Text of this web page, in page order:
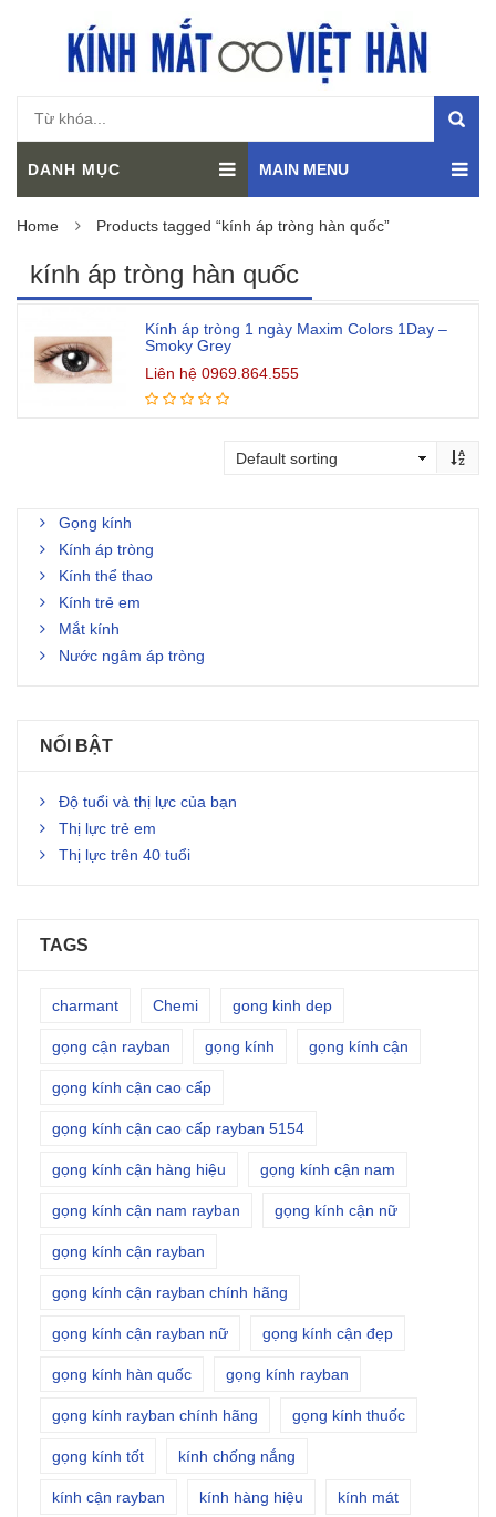
DANH MỤC MAIN MENU
Home Products tagged “kính áp tròng hàn quốc”
kính áp tròng hàn quốc
Kính áp tròng 1 ngày Maxim Colors 1Day –
Smoky Grey
Liên hệ 0969.864.555
Gọng kính
Kính áp tròng
Kính thể thao
Kính trẻ em
Mắt kính
Nước ngâm áp tròng
NỔI BẬT
Độ tuổi và thị lực của bạn
Thị lực trẻ em
Thị lực trên 40 tuổi
TAGS
charmant Chemi gong kinh dep
gọng cận rayban gọng kính gọng kính cận
gọng kính cận cao cấp
gọng kính cận cao cấp rayban 5154
gọng kính cận hàng hiệu gọng kính cận nam
gọng kính cận nam rayban gọng kính cận nữ
gọng kính cận rayban
gọng kính cận rayban chính hãng
gọng kính cận rayban nữ gọng kính cận đẹp
gọng kính hàn quốc gọng kính rayban
gọng kính rayban chính hãng gọng kính thuốc
gọng kính tốt kính chống nắng
kính cận rayban kính hàng hiệu kính mát